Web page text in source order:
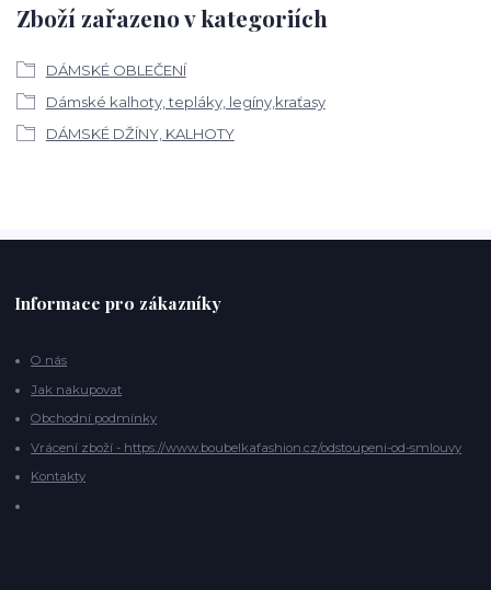
Zboží zařazeno v kategoriích
DÁMSKÉ OBLEČENÍ
Dámské kalhoty, tepláky, legíny,kraťasy
DÁMSKÉ DŽÍNY, KALHOTY
Informace pro zákazníky
O nás
Jak nakupovat
Obchodní podmínky
Vrácení zboží - https://www.boubelkafashion.cz/odstoupeni-od-smlouvy
Kontakty